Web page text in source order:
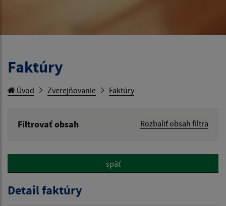
Faktúry
Úvod Zverejňovanie Faktúry
Filtrovať obsah
Rozbaliť obsah filtra
Hľadať v:
späť
Detail faktúry